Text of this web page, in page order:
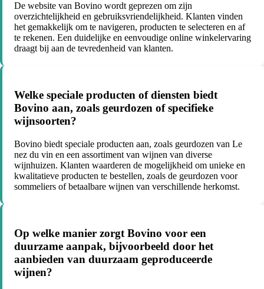
De website van Bovino wordt geprezen om zijn
overzichtelijkheid en gebruiksvriendelijkheid. Klanten vinden
het gemakkelijk om te navigeren, producten te selecteren en af
te rekenen. Een duidelijke en eenvoudige online winkelervaring
draagt bij aan de tevredenheid van klanten.
Welke speciale producten of diensten biedt
Bovino aan, zoals geurdozen of specifieke
wijnsoorten?
Bovino biedt speciale producten aan, zoals geurdozen van Le
nez du vin en een assortiment van wijnen van diverse
wijnhuizen. Klanten waarderen de mogelijkheid om unieke en
kwalitatieve producten te bestellen, zoals de geurdozen voor
sommeliers of betaalbare wijnen van verschillende herkomst.
Op welke manier zorgt Bovino voor een
duurzame aanpak, bijvoorbeeld door het
aanbieden van duurzaam geproduceerde
wijnen?